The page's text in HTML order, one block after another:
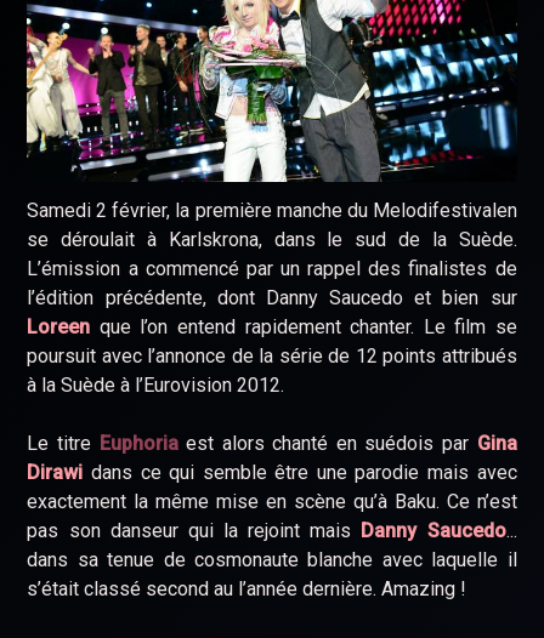
Samedi 2 février, la première manche du Melodifestivalen
se déroulait à Karlskrona, dans le sud de la Suède.
L’émission a commencé par un rappel des finalistes de
l’édition précédente, dont Danny Saucedo et bien sur
Loreen que l’on entend rapidement chanter. Le film se
poursuit avec l’annonce de la série de 12 points attribués
à la Suède à l’Eurovision 2012.
Le titre Euphoriaest alors chanté en suédois par Gina
Dirawi dans ce qui semble être une parodie mais avec
exactement la même mise en scène qu’à Baku. Ce n’est
pas son danseur qui la rejoint mais Danny Saucedo...
dans sa tenue de cosmonaute blanche avec laquelle il
s’était classé second au l’année dernière. Amazing !